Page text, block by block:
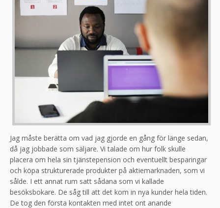
Jag måste berätta om vad jag gjorde en gång för länge sedan,
då jag jobbade som säljare. Vi talade om hur folk skulle
placera om hela sin tjänstepension och eventuellt besparingar
och köpa strukturerade produkter på aktiemarknaden, som vi
sålde. I ett annat rum satt sådana som vi kallade
besöksbokare. De såg till att det kom in nya kunder hela tiden.
De tog den första kontakten med intet ont anande